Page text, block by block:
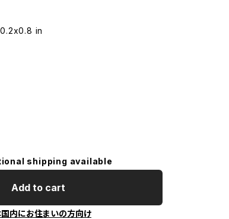
in
shipping available
Add to cart
国内にお住まいの方向け